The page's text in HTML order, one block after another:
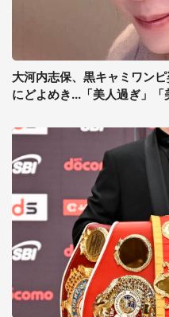
大河内志保、黒キャミワン
にどよめき...「美人過ぎ」「